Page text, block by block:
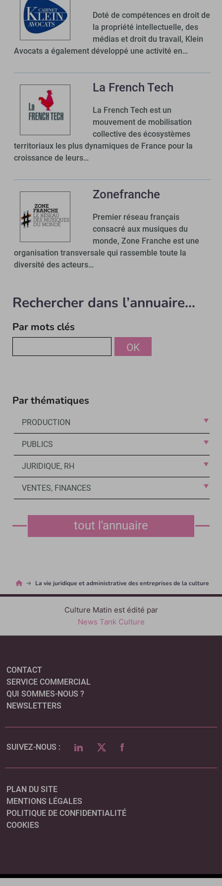
Doté de compétences en droit de
la propriété intellectuelle, des
médias et droit du travail, Klein
Avocats a également développé une activité en…
La French Tech
La French Tech est un
mouvement de mobilisation
collective des écosystèmes
territoriaux les plus dynamiques de France pour la
croissance de leurs…
Zonefranche
Premier réseau français
consacré aux musiques du
monde, Zone Franche est une
organisation transversale qui rassemble toute la
diversité des acteurs…
Rechercher dans l’annuaire...
Par mots clés
OK
Par thématiques
PRODUCTION
PUBLICS
JURIDIQUE, RH
VENTES, FINANCES
tout l'annuaire
La vie juridique et administrative des entreprises de la culture
Culture Matin est édité par
News Tank Culture
CONTACT
SERVICE COMMERCIAL
QUI SOMMES-NOUS ?
NEWSLETTERS
SUIVEZ-NOUS : LINKEDINTWITTERFACEBOOK
PLAN DU SITE
MENTIONS LÉGALES
POLITIQUE DE CONFIDENTIALITÉ
COOKIES